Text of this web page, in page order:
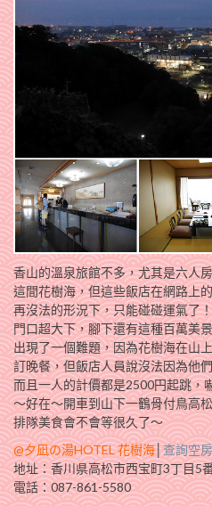
香山的溫泉旅館不多，尤其是六人
這間花樹海，但這些飯店在網路上
再沒法的形況下，只能碰碰運氣了
門口超大下，腳下還有這種百萬美
出現了一個難題，因為花樹海在山
訂晚餐，但飯店人員說沒法因為他
而且一人的計價都是2500円起跳，
～好在～開車到山下一鶴骨付鳥高
排隊美食會不會等很久了～
@夕凪の湯HOTEL 花樹海│查詢空
地址：香川県高松市西宝町3丁目5
電話：087-861-5580